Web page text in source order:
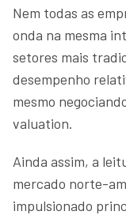
Nem todas as
onda na mesma
setores mais
desempenho
mesmo
valuation.
Ainda assim, a
mercado norte-
impulsionado